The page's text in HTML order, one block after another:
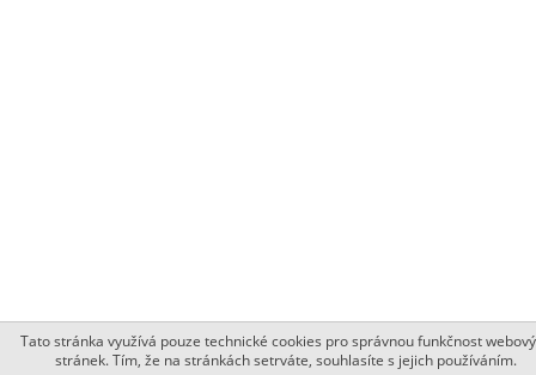
Tato stránka využívá pouze technické cookies pro správnou funkčnost
stránek. Tím, že na stránkách setrváte, souhlasíte s jejich používáním.